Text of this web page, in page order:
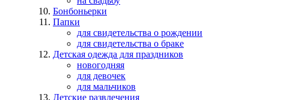
Бонбоньерки
Папки
для свидетельства о рождении
для свидетельства о браке
Детская одежда для праздников
новогодняя
для девочек
для мальчиков
Детские развлечения